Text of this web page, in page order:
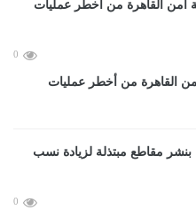
0
القاهرة من أخطر عمليات
0